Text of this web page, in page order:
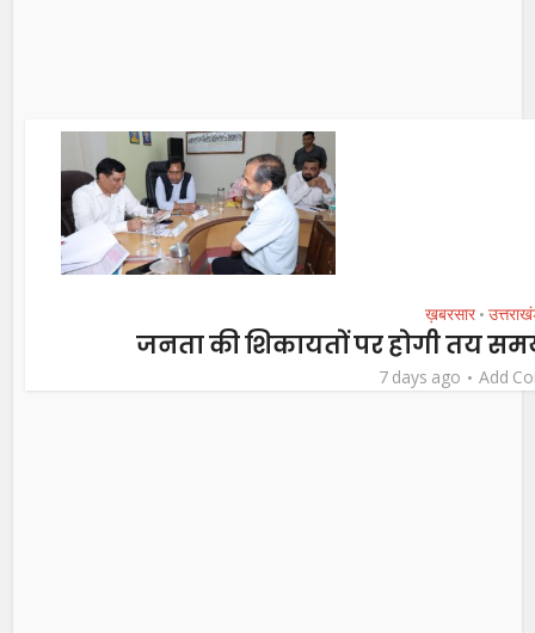
ख़बरसार •
जनता की शिकायतों पर होगी तय समय
7 days ago Add